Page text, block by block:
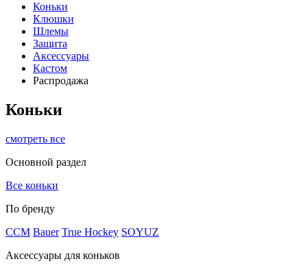
Коньки
Клюшки
Шлемы
Защита
Аксессуары
Кастом
Распродажа
Коньки
смотреть все
Основной раздел
Все коньки
По бренду
ССМ Bauer True Hockey SOYUZ
Аксессуары для коньков